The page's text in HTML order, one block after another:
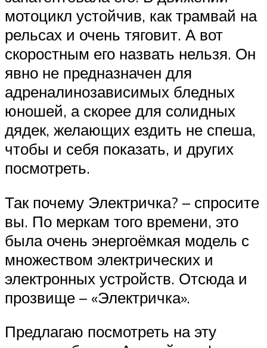
мотоцикл устойчив, как трамвай на
рельсах и очень тяговит. А вот
скоростным его назвать нельзя. Он
явно не предназначен для
адреналинозависимых бледных
юношей, а скорее для солидных
дядек, желающих ездить не спеша,
чтобы и себя показать, и других
посмотреть.
Так почему Электричка? – спросите
вы. По меркам того времени, это
была очень энергоёмкая модель с
множеством электрических и
электронных устройств. Отсюда и
прозвище – «Электричка».
Предлагаю посмотреть на эту